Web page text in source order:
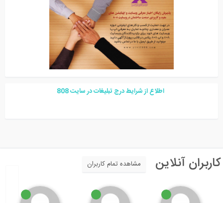
اطلاع از شرایط درج تبلیغات در سایت 808
آنلاین مشاهده تمام کاربران